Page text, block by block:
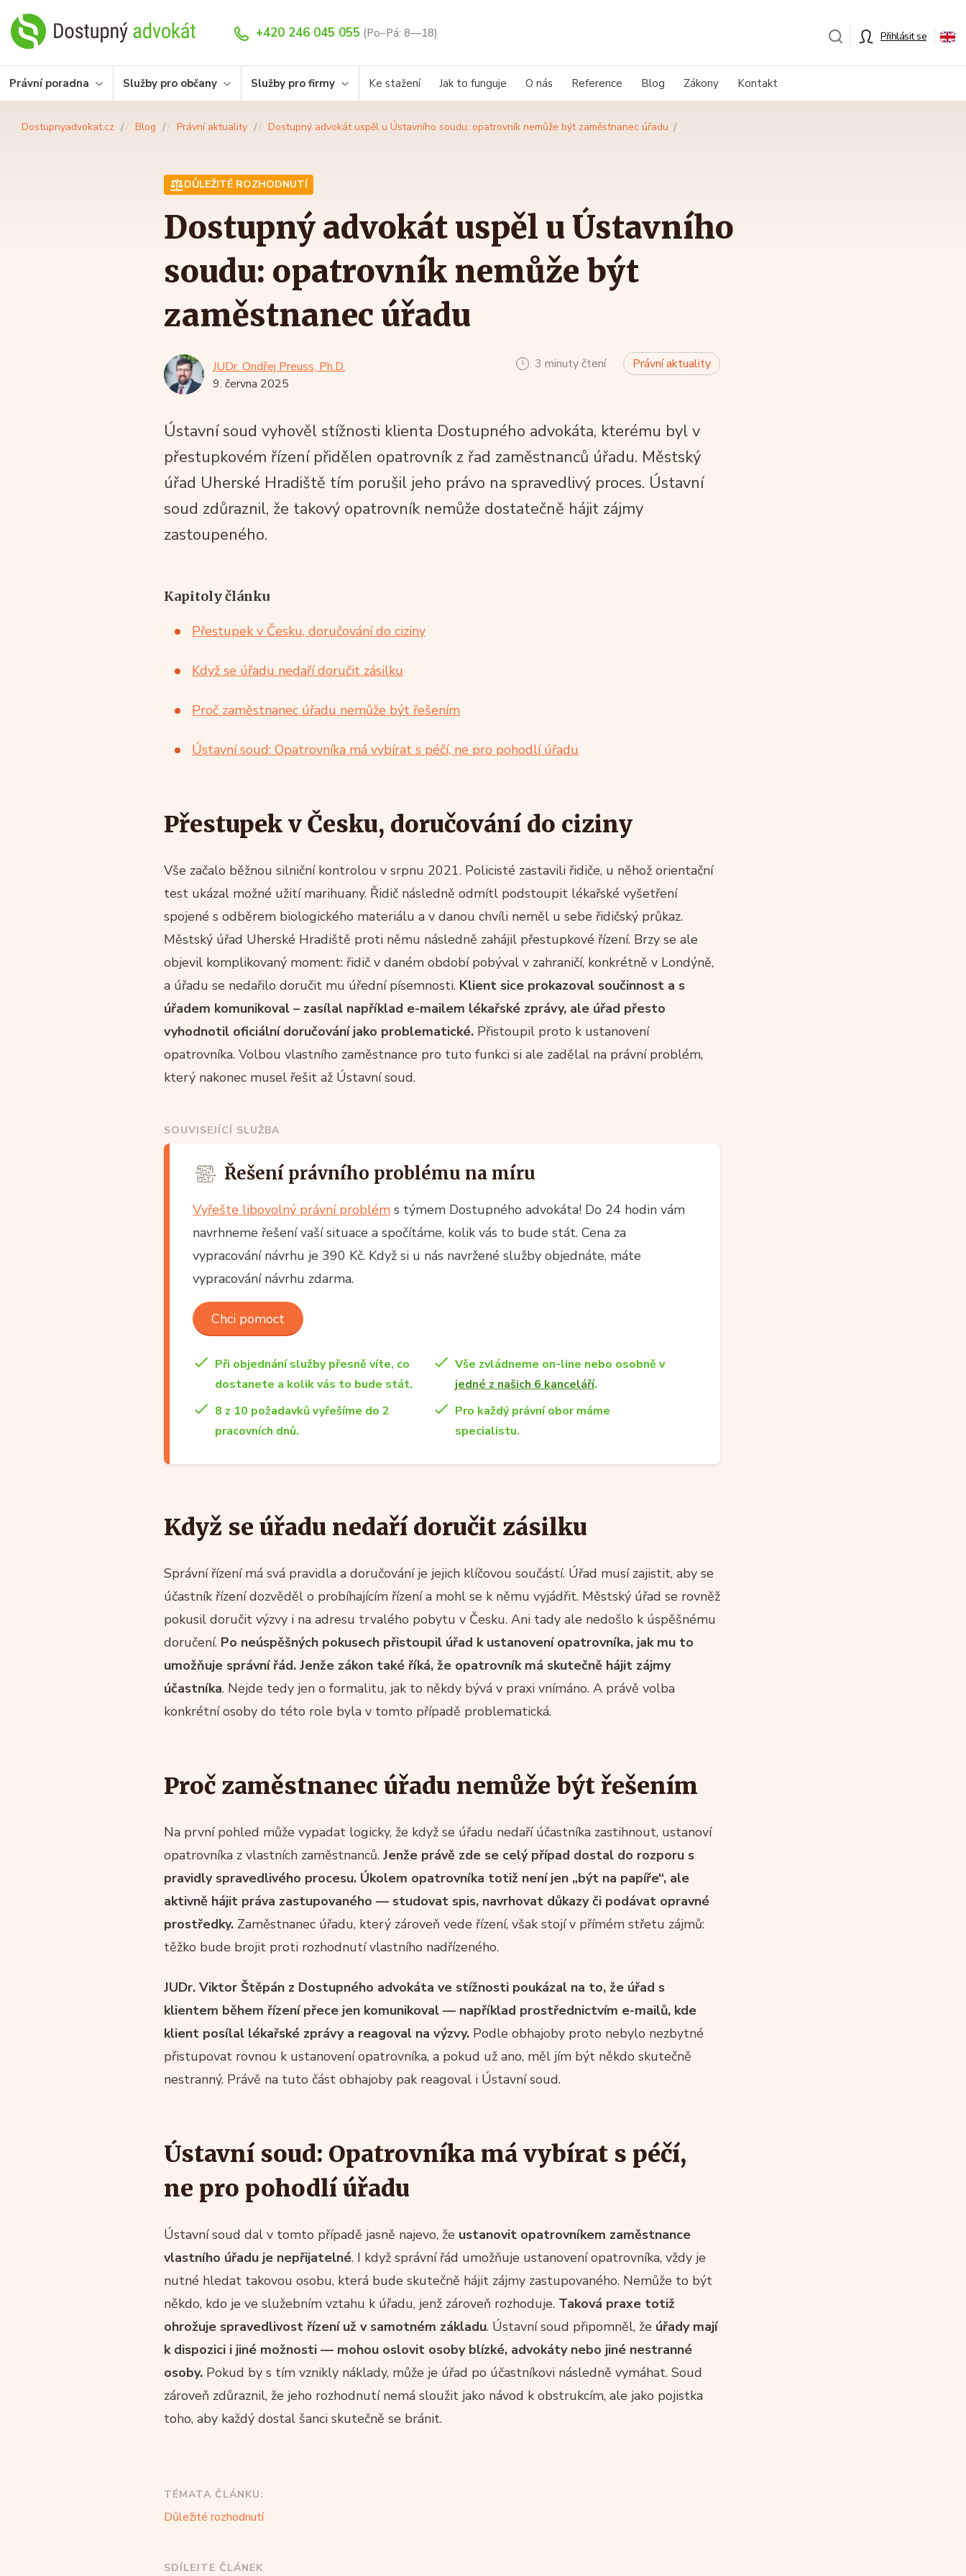
+420 246 045 055 (Po–Pá: 8—18) Přihlásit se
Právní poradna Služby pro občany Služby pro firmy Ke stažení Jak to funguje O nás Reference Blog Zákony Kontakt
Dostupnyadvokat.cz Blog Právní aktuality Dostupný advokát uspěl u Ústavního soudu: opatrovník nemůže být zaměstnanec úřadu
DŮLEŽITÉ ROZHODNUTÍ
Dostupný advokát uspěl u Ústavního
soudu: opatrovník nemůže být
zaměstnanec úřadu
JUDr. Ondřej Preuss, Ph.D.
9. června 2025
3 minuty čtení Právní aktuality
Ústavní soud vyhověl stížnosti klienta Dostupného advokáta, kterému byl v
přestupkovém řízení přidělen opatrovník z řad zaměstnanců úřadu. Městský
úřad Uherské Hradiště tím porušil jeho právo na spravedlivý proces. Ústavní
soud zdůraznil, že takový opatrovník nemůže dostatečně hájit zájmy
zastoupeného.
Kapitoly článku
Přestupek v Česku, doručování do ciziny
Když se úřadu nedaří doručit zásilku
Proč zaměstnanec úřadu nemůže být řešením
Ústavní soud: Opatrovníka má vybírat s péčí, ne pro pohodlí úřadu
Přestupek v Česku, doručování do ciziny
Vše začalo běžnou silniční kontrolou v srpnu 2021. Policisté zastavili řidiče, u něhož orientační
test ukázal možné užití marihuany. Řidič následně odmítl podstoupit lékařské vyšetření
spojené s odběrem biologického materiálu a v danou chvíli neměl u sebe řidičský průkaz.
Městský úřad Uherské Hradiště proti němu následně zahájil přestupkové řízení. Brzy se ale
objevil komplikovaný moment: řidič v daném období pobýval v zahraničí, konkrétně v Londýně,
a úřadu se nedařilo doručit mu úřední písemnosti. Klient sice prokazoval součinnost a s
úřadem komunikoval – zasílal například e-mailem lékařské zprávy, ale úřad přesto
vyhodnotil oficiální doručování jako problematické. Přistoupil proto k ustanovení
opatrovníka. Volbou vlastního zaměstnance pro tuto funkci si ale zadělal na právní problém,
který nakonec musel řešit až Ústavní soud.
SOUVISEJÍCÍ SLUŽBA
Řešení právního problému na míru
Vyřešte libovolný právní problém s týmem Dostupného advokáta! Do 24 hodin vám
navrhneme řešení vaší situace a spočítáme, kolik vás to bude stát. Cena za
vypracování návrhu je 390 Kč. Když si u nás navržené služby objednáte, máte
vypracování návrhu zdarma.
Chci pomoct
Při objednání služby přesně víte, co
dostanete a kolik vás to bude stát.
Vše zvládneme on-line nebo osobně v
jedné z našich 6 kanceláří.
8 z 10 požadavků vyřešíme do 2
pracovních dnů.
Pro každý právní obor máme
specialistu.
Když se úřadu nedaří doručit zásilku
Správní řízení má svá pravidla a doručování je jejich klíčovou součástí. Úřad musí zajistit, aby se
účastník řízení dozvěděl o probíhajícím řízení a mohl se k němu vyjádřit. Městský úřad se rovněž
pokusil doručit výzvy i na adresu trvalého pobytu v Česku. Ani tady ale nedošlo k úspěšnému
doručení. Po neúspěšných pokusech přistoupil úřad k ustanovení opatrovníka, jak mu to
umožňuje správní řád. Jenže zákon také říká, že opatrovník má skutečně hájit zájmy
účastníka. Nejde tedy jen o formalitu, jak to někdy bývá v praxi vnímáno. A právě volba
konkrétní osoby do této role byla v tomto případě problematická.
Proč zaměstnanec úřadu nemůže být řešením
Na první pohled může vypadat logicky, že když se úřadu nedaří účastníka zastihnout, ustanoví
opatrovníka z vlastních zaměstnanců. Jenže právě zde se celý případ dostal do rozporu s
pravidly spravedlivého procesu. Úkolem opatrovníka totiž není jen „být na papíře“, ale
aktivně hájit práva zastupovaného — studovat spis, navrhovat důkazy či podávat opravné
prostředky. Zaměstnanec úřadu, který zároveň vede řízení, však stojí v přímém střetu zájmů:
těžko bude brojit proti rozhodnutí vlastního nadřízeného.
JUDr. Viktor Štěpán z Dostupného advokáta ve stížnosti poukázal na to, že úřad s
klientem během řízení přece jen komunikoval — například prostřednictvím e-mailů, kde
klient posílal lékařské zprávy a reagoval na výzvy. Podle obhajoby proto nebylo nezbytné
přistupovat rovnou k ustanovení opatrovníka, a pokud už ano, měl jím být někdo skutečně
nestranný. Právě na tuto část obhajoby pak reagoval i Ústavní soud.
Ústavní soud: Opatrovníka má vybírat s péčí,
ne pro pohodlí úřadu
Ústavní soud dal v tomto případě jasně najevo, že ustanovit opatrovníkem zaměstnance
vlastního úřadu je nepřijatelné. I když správní řád umožňuje ustanovení opatrovníka, vždy je
nutné hledat takovou osobu, která bude skutečně hájit zájmy zastupovaného. Nemůže to být
někdo, kdo je ve služebním vztahu k úřadu, jenž zároveň rozhoduje. Taková praxe totiž
ohrožuje spravedlivost řízení už v samotném základu. Ústavní soud připomněl, že úřady mají
k dispozici i jiné možnosti — mohou oslovit osoby blízké, advokáty nebo jiné nestranné
osoby. Pokud by s tím vznikly náklady, může je úřad po účastníkovi následně vymáhat. Soud
zároveň zdůraznil, že jeho rozhodnutí nemá sloužit jako návod k obstrukcím, ale jako pojistka
toho, aby každý dostal šanci skutečně se bránit.
TÉMATA ČLÁNKU:
Důležité rozhodnutí
SDÍLEJTE ČLÁNEK